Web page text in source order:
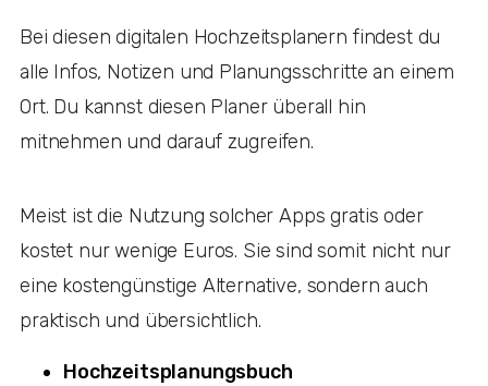
Bei diesen digitalen Hochzeitsplanern findest du
alle Infos, Notizen und Planungsschritte an einem
Ort. Du kannst diesen Planer überall hin
mitnehmen und darauf zugreifen.
Meist ist die Nutzung solcher Apps gratis oder
kostet nur wenige Euros. Sie sind somit nicht nur
eine kostengünstige Alternative, sondern auch
praktisch und übersichtlich.
Hochzeitsplanungsbuch